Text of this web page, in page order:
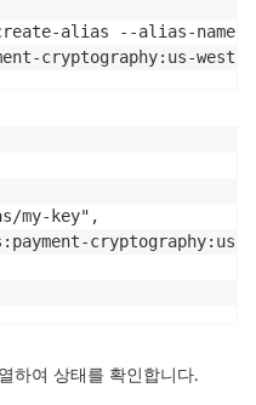
create-alias --alias-name
cryptography:us-
my-key",
하여 상태를 확인합니다.